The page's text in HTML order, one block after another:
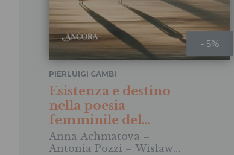
- 5%
Esistenza e destino
nella poesia
femminile del
Novecento
Anna Achmatova –
Antonia Pozzi – Wislawa
PIERLUIGI CAMBI